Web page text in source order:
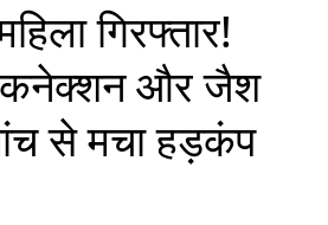
गिरफ्तार!
कनेक्शन और जैश
से मचा हड़कंप